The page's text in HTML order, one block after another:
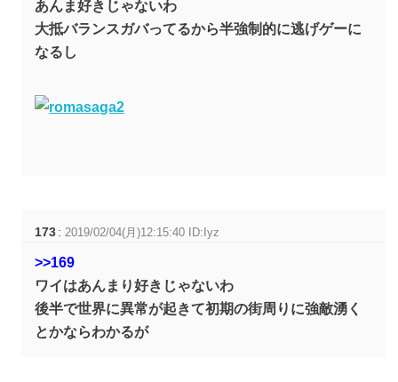
あんま好きじゃないわ
大抵バランスガバってるから半強制的に逃げゲーに
なるし
173 :2019/02/04(月)12:15:40 ID:Iyz
>>169
ワイはあんまり好きじゃないわ
後半で世界に異常が起きて初期の街周りに強敵湧く
とかならわかるが